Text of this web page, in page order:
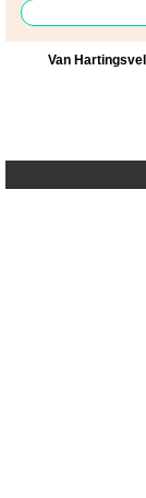
Pensioen
Kinderen
vFAS
Van